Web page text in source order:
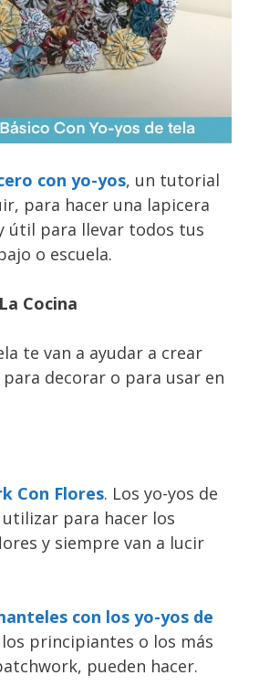
con yo-yos, un tutorial
para hacer una lapicera
útil para llevar todos tus
o escuela.
Cocina
te van a ayudar a crear
decorar o para usar en
Con Flores. Los yo-yos de
para hacer los
y siempre van a lucir
con los yo-yos de
principiantes o los más
pueden hacer.